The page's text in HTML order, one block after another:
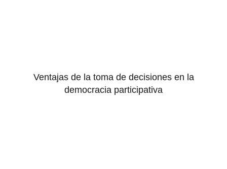
Ventajas de la toma de decisiones en la
democracia participativa